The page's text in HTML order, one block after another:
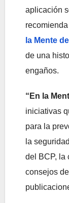
aplicación
recomienda
la Mente
de una
engaños.
“En la
iniciativas
para la
la
del BCP, la
consejos